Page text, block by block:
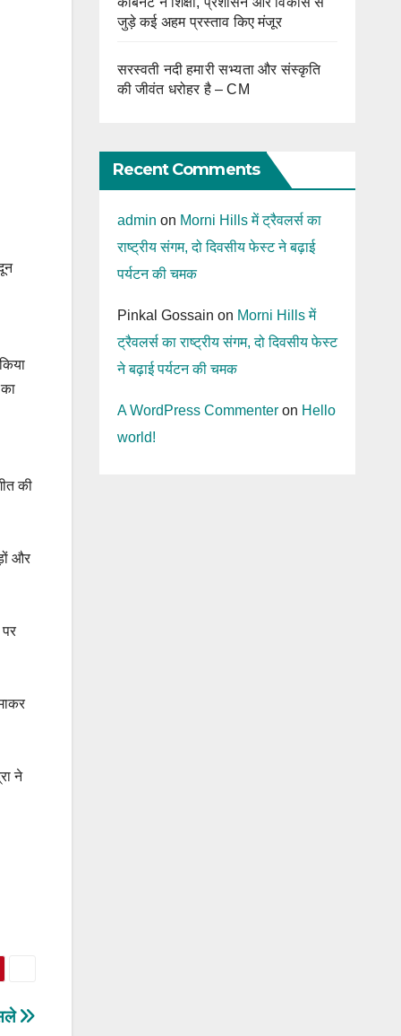
की
और
ने
जुड़े कई अहम प्रस्ताव किए मंजूर
सरस्वती नदी हमारी सभ्यता और संस्कृति
की जीवंत धरोहर है – CM
Recent Comments
admin on Morni Hills में ट्रैवलर्स का
राष्ट्रीय संगम, दो दिवसीय फेस्ट ने बढ़ाई
पर्यटन की चमक
Pinkal Gossain on Morni Hills में
ट्रैवलर्स का राष्ट्रीय संगम, दो दिवसीय फेस्ट
ने बढ़ाई पर्यटन की चमक
A WordPress Commenteron Hello
world!